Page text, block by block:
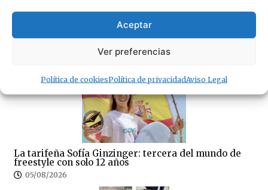
Aceptar
Ver preferencias
Política de cookiesPolítica de privacidadAviso Legal
«La OPE» no les da ni una foto a los empresarios de
La tarifeña Sofía Ginzinger: tercera del mundo de
freestyle con solo 12 años
05/08/2026